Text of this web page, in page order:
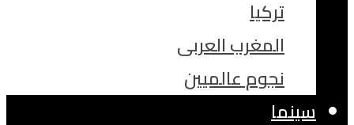
تركيا
المغرب العربى
نجوم عالميين
سينما